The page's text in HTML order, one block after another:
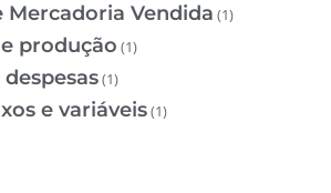
Mercadoria Vendida (1)
produção (1)
(1)
e variáveis(1)